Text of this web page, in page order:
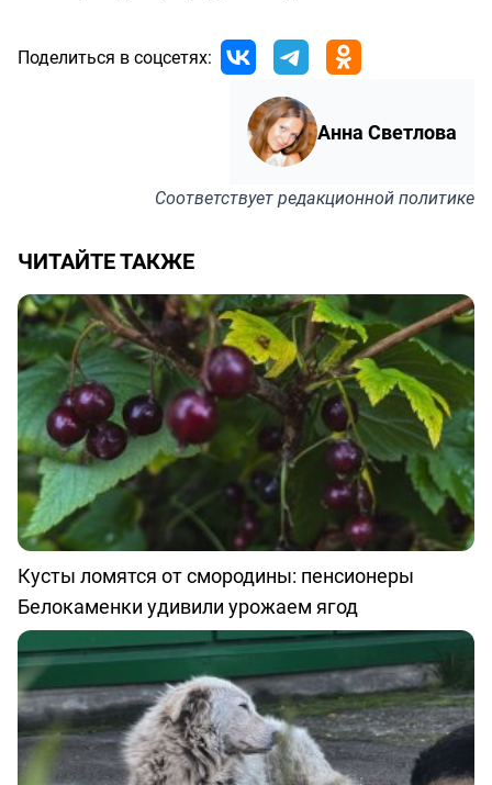
Поделиться в соцсетях:
Анна Светлова
Соответствуетредакционной политике
ЧИТАЙТЕ ТАКЖЕ
Кусты ломятся от смородины: пенсионеры
Белокаменки удивили урожаем ягод